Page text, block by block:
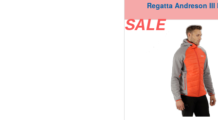
Regatta Andreson III
SALE